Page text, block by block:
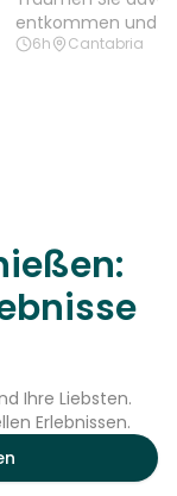
entkommen und
Tag auf See zu
6h Cantabria
Ihre Liebsten.
Erlebnissen.